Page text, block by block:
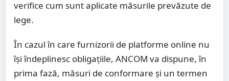
verifice cum sunt aplicate măsurile prevăzute de
lege.
În cazul în care furnizorii de platforme online nu
își îndeplinesc obligațiile, ANCOM va dispune, în
prima fază, măsuri de conformare și un termen